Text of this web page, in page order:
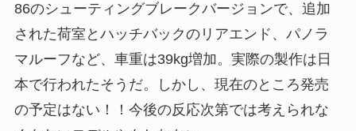
86のシューティングブレークバージョンで、追加
された荷室とハッチバックのリアエンド、パノラ
マルーフなど、車重は39kg増加。実際の製作は日
本で行われたそうだ。しかし、現在のところ発売
の予定はない！！今後の反応次第では考えられな